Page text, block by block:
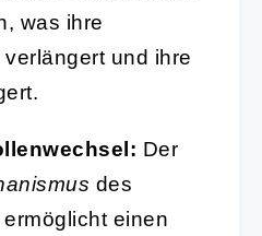
was ihre
und ihre
Der
des
einen